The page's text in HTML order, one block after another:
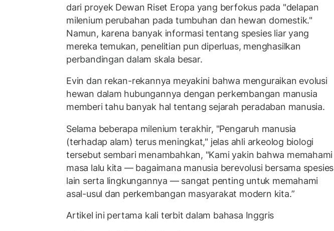
dari proyek Dewan Riset Eropa yang berfokus pada "delapan
milenium perubahan pada tumbuhan dan hewan domestik."
Namun, karena banyak informasi tentang spesies liar yang
mereka temukan, penelitian pun diperluas, menghasilkan
perbandingan dalam skala besar.
Evin dan rekan-rekannya meyakini bahwa menguraikan evolusi
hewan dalam hubungannya dengan perkembangan manusia
memberi tahu banyak hal tentang sejarah peradaban manusia.
Selama beberapa milenium terakhir, "Pengaruh manusia
(terhadap alam) terus meningkat," jelas ahli arkeolog biologi
tersebut sembari menambahkan, "Kami yakin bahwa memahami
masa lalu kita — bagaimana manusia berevolusi bersama spesies
lain serta lingkungannya — sangat penting untuk memahami
asal-usul dan perkembangan masyarakat modern kita.”
Artikel ini pertama kali terbit dalam bahasa Inggris